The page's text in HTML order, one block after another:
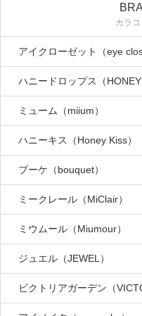
カラ
アイクローゼット（eye
ハニードロップス（HONEY
ミューム（miium）
ハニーキス（Honey Kiss）
ブーケ（bouquet）
ミークレール（MiClair）
ミウムール（Miumour）
ジュエル（JEWEL）
ビクトリアガーデン（